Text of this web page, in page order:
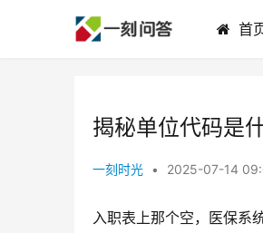
首
揭秘单位代码是
一刻时光 • 2025-07-14
入职表上那个空，医保系